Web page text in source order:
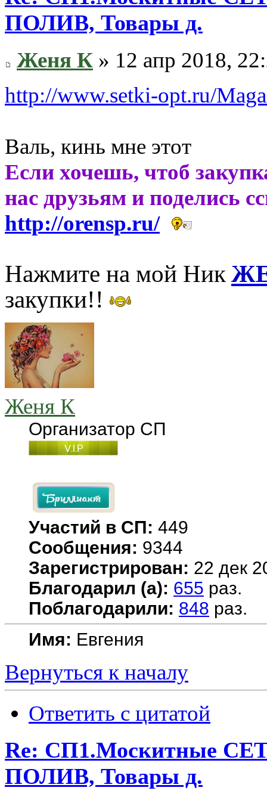
ПОЛИВ, Товары д.
Женя К » 12 апр 2018,
http://www.setki-opt.ru/
Валь, кинь мне этот
Если хочешь, чтоб
нас друзьям и поделись
http://orensp.ru/
Нажмите на мой Ник
закупки!!
Женя К
Организатор СП
Участий в СП: 449
Сообщения: 9344
Зарегистрирован: 22 дек
Благодарил (а): 655 раз.
Поблагодарили: 848 раз.
Имя: Евгения
Вернуться к началу
Ответить с цитатой
Re: СП1.Москитные
ПОЛИВ, Товары д.